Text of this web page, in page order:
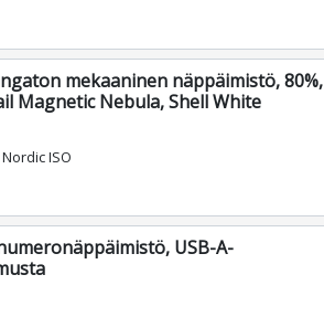
mekaaninen näppäimistö, 80%,
Magnetic Nebula, Shell White
ISO
USB-A-